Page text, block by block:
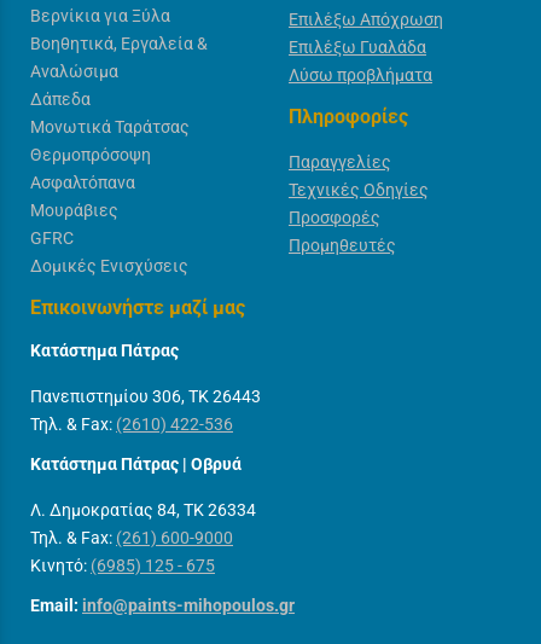
Βερνίκια για Ξύλα
Βοηθητικά, Εργαλεία &
Αναλώσιμα
Δάπεδα
Μονωτικά Ταράτσας
Θερμοπρόσοψη
Ασφαλτόπανα
Μουράβιες
GFRC
Δομικές Ενισχύσεις
Επιλέξω Απόχρωση
Επιλέξω Γυαλάδα
Λύσω προβλήματα
Πληροφορίες
Παραγγελίες
Τεχνικές Οδηγίες
Προσφορές
Προμηθευτές
Επικοινωνήστε μαζί μας
Κατάστημα Πάτρας
Πανεπιστημίου 306, ΤΚ 26443
Τηλ. & Fax: (2610) 422-536
Κατάστημα Πάτρας | Οβρυά
Λ. Δημοκρατίας 84, ΤΚ 26334
Τηλ. & Fax: (261) 600-9000
Κινητό: (6985) 125 - 675
Email: info@paints-mihopoulos.gr